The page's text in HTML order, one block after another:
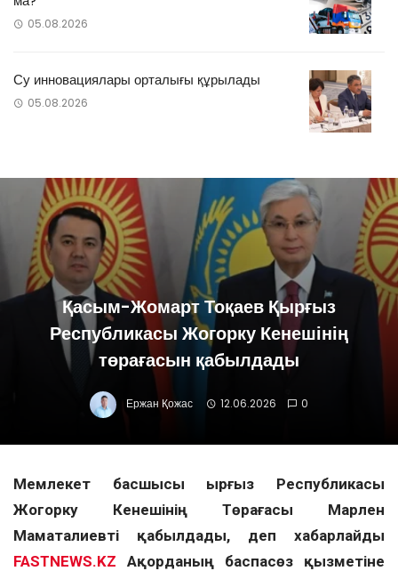
05.08.2026
Су инновациялары орталығы құрылады
05.08.2026
Қасым-Жомарт Тоқаев Қырғыз
Республикасы Жогорку Кенешінің
төрағасын қабылдады
Ержан Қожас 12.06.2026 0
Мемлекет басшысы Қырғыз Республикасы
Жогорку Кенешінің Төрағасы Марлен
Маматалиевті қабылдады, деп хабарлайды
FASTNEWS.KZ Ақорданың баспасөз қызметіне